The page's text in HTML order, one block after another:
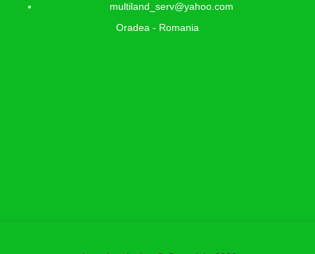
multiland_serv@yahoo.com
Oradea - Romania